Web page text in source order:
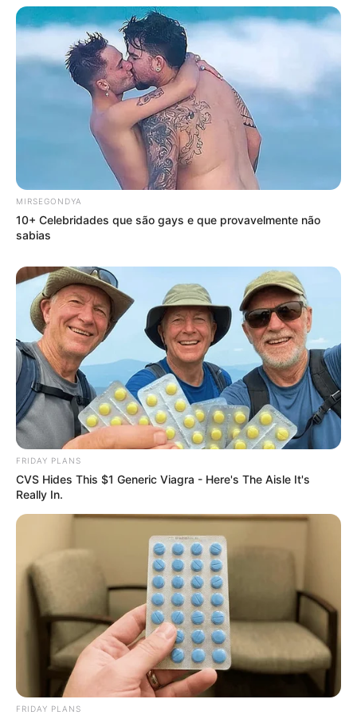
PLP 185 continua travado na Câmara dos
Deputados por erro em seu texto.
ACS e ACE: celetista, estatutário ou
contrato precário — entenda o que muda
no seu bolso e na sua carreira.
DIVERSAS
MATÉRIAS EM DESTAQUE NOS ÚLTIMOS 30 DIAS
Prefeitura realiza a maior entrega de
motocicletas aos Agentes de Saúde da
história...
Agente de Saúde é indiciada por
falsificar visitas que nunca aconteceram.
Terceiro lote da restituição do IR paga
R$ 4,61 bilhões para 2,7 milhões de
contribuintes.
MATÉRIAS EM DESTAQUES
Agente de Saúde é indiciada por
falsificar visitas que nunca aconteceram.
Câmara dos Deputados: anuênios,
MIRSEGONDYA
10+ Celebridades que são gays e que provavelmente não
sabias
FRIDAY PLANS
CVS Hides This $1 Generic Viagra - Here's The Aisle It's
Really In.
FRIDAY PLANS